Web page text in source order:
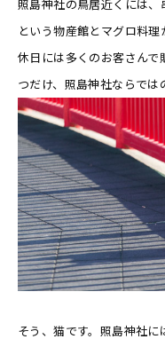
照島神社の鳥居近くには、
という物産館とマグロ料理
休日には多くのお客さんで
つだけ、照島神社ならでは
そう、猫です。照島神社